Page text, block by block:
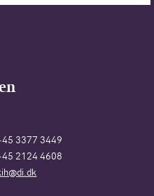
3377 3449
2124 4608